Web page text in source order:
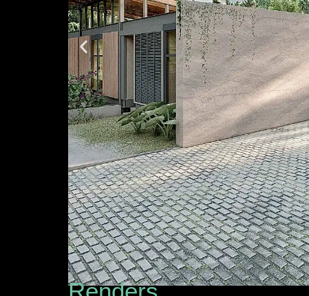
Renders